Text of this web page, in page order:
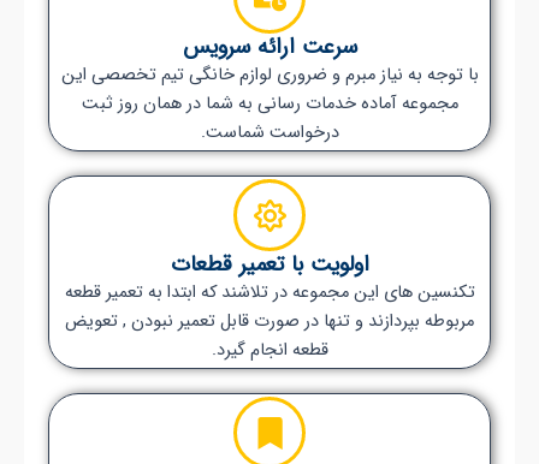
سرعت ارائه سرویس
با توجه به نیاز مبرم و ضروری لوازم خانگی تیم تخصصی این
مجموعه آماده خدمات رسانی به شما در همان روز ثبت
درخواست شماست.
اولویت با تعمیر قطعات
تکنسین های این مجموعه در تلاشند که ابتدا به تعمیر قطعه
مربوطه بپردازند و تنها در صورت قابل تعمیر نبودن , تعویض
قطعه انجام گیرد.